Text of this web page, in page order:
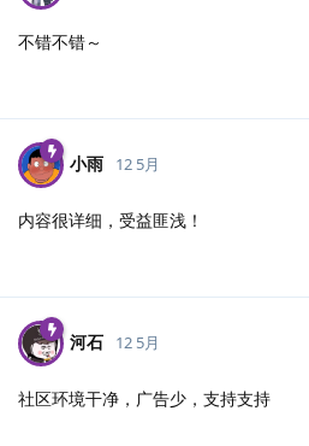
不错不错～
小雨 12 5月
内容很详细，受益匪浅！
河石 12 5月
社区环境干净，广告少，支持支持